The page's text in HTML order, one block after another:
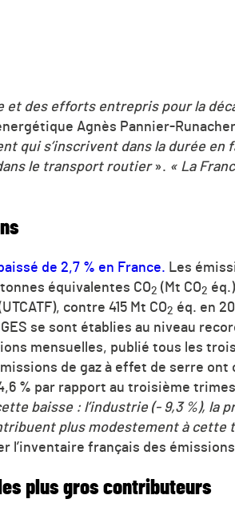
et des efforts entrepris pour la
Agnès Pannier-
qui s’inscrivent dans la durée en
le transport routier». « La
de 2,7 % en France. Les
équivalentes CO2 (Mt CO2
contre 415 Mt CO2 éq. en
se sont établies au niveau
mensuelles, publié tous les
de gaz à effet de serre
% par rapport au troisième
baisse : l’industrie (- 9,3 %), la
plus modestement à cette
l’inventaire français des
plus gros contributeurs